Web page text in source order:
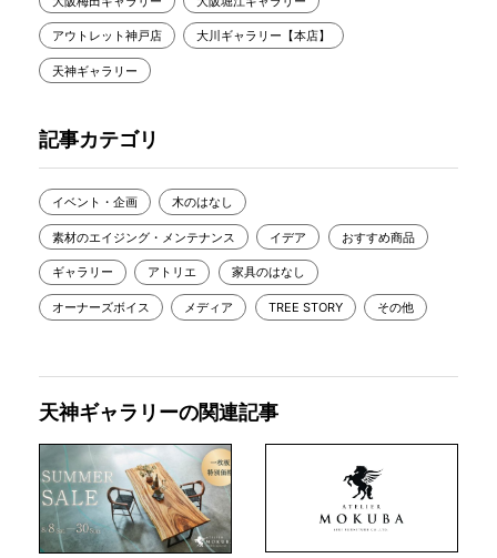
アウトレット神戸店 大川ギャラリー【本店】
天神ギャラリー
記事カテゴリ
イベント・企画 木のはなし
素材のエイジング・メンテナンス イデア おすすめ商品
ギャラリー アトリエ 家具のはなし
オーナーズボイス メディア TREE STORY その他
天神ギャラリーの関連記事